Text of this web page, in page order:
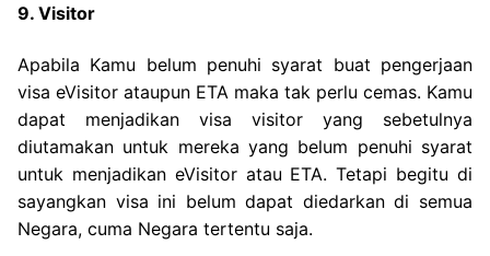
9. Visitor
Apabila Kamu belum penuhi syarat buat pengerjaan
visa eVisitor ataupun ETA maka tak perlu cemas. Kamu
dapat menjadikan visa visitor yang sebetulnya
diutamakan untuk mereka yang belum penuhi syarat
untuk menjadikan eVisitor atau ETA. Tetapi begitu di
sayangkan visa ini belum dapat diedarkan di semua
Negara, cuma Negara tertentu saja.